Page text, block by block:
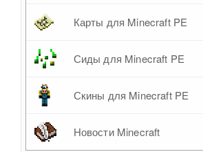
Карты для Minecraft PE
Сиды для Minecraft PE
Скины для Minecraft PE
Новости Minecraft